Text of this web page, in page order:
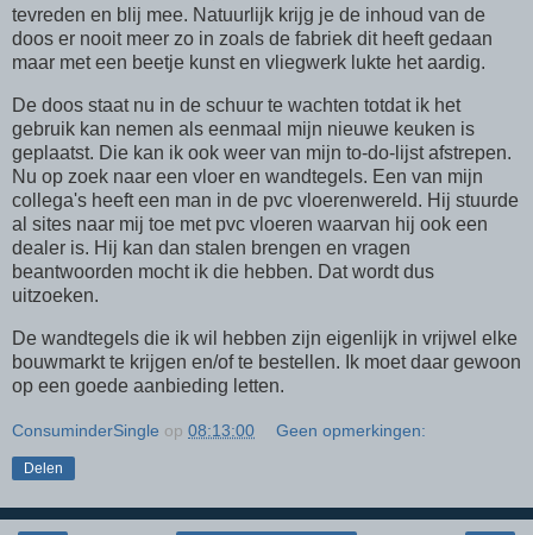
tevreden en blij mee. Natuurlijk krijg je de inhoud van de
doos er nooit meer zo in zoals de fabriek dit heeft gedaan
maar met een beetje kunst en vliegwerk lukte het aardig.
De doos staat nu in de schuur te wachten totdat ik het
gebruik kan nemen als eenmaal mijn nieuwe keuken is
geplaatst. Die kan ik ook weer van mijn to-do-lijst afstrepen.
Nu op zoek naar een vloer en wandtegels. Een van mijn
collega's heeft een man in de pvc vloerenwereld. Hij stuurde
al sites naar mij toe met pvc vloeren waarvan hij ook een
dealer is. Hij kan dan stalen brengen en vragen
beantwoorden mocht ik die hebben. Dat wordt dus
uitzoeken.
De wandtegels die ik wil hebben zijn eigenlijk in vrijwel elke
bouwmarkt te krijgen en/of te bestellen. Ik moet daar gewoon
op een goede aanbieding letten.
ConsuminderSingle op 08:13:00 Geen opmerkingen:
Delen